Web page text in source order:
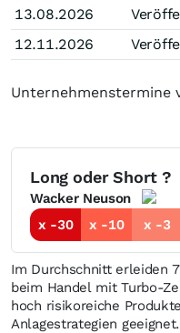
13.08.2026
12.11.2026
Unternehmenstermine
Long oder Short ?
Wacker Neuson
x -30
x -10 x -3
Im Durchschnitt erleiden
beim Handel mit Turbo-
hoch risikoreiche
Anlagestrategien geeignet.